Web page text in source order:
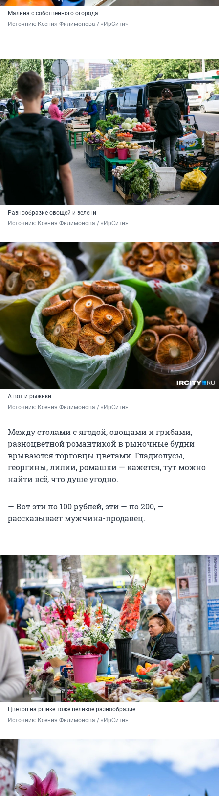
Малина с собственного огорода
Источник: Ксения Филимонова / «ИрСити»
Разнообразие овощей и зелени
Источник: Ксения Филимонова / «ИрСити»
А вот и рыжики
Источник: Ксения Филимонова / «ИрСити»
Между столами с ягодой, овощами и грибами,
разноцветной романтикой в рыночные будни
врываются торговцы цветами. Гладиолусы,
георгины, лилии, ромашки — кажется, тут можно
найти всё, что душе угодно.
— Вот эти по 100 рублей, эти — по 200, —
рассказывает мужчина-продавец.
Цветов на рынке тоже великое разнообразие
Источник: Ксения Филимонова / «ИрСити»